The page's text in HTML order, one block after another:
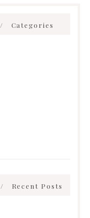
Categories
Recent Posts